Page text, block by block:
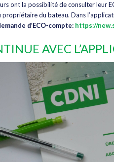
ont la possibilité de consulter leur
du bateau. Dans
d’ECO-compte: https://
AVEC